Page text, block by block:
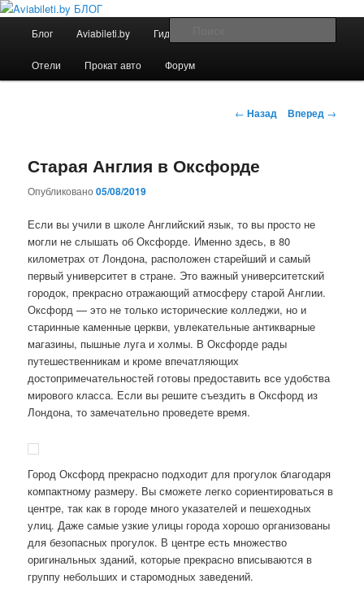
Перейти
основному
содержимому
Aviabileti.by БЛОГ
Дешевые авиабилеты по всему миру. С нами легко путешествовать!
Блог Aviabileti.by Гид по городам
Отели Прокат авто Форум
Навигация
← Назад Вперед →
Старая Англия в Оксфорде
Опубликовано05/08/2019
Если вы учили в школе Английский язык, то вы просто не
могли не слышать об Оксфорде. Именно здесь, в 80
километрах от Лондона, расположен старейший и самый
первый университет в стране. Это важный университетский
городок, прекрасно отражающий атмосферу старой Англии.
Оксфорд — это не только исторические колледжи, но и
старинные каменные церкви, увлекательные антикварные
магазины, пышные луга и холмы. В Оксфорде рады
путешественникам и кроме впечатляющих
достопримечательностей готовы предоставить все удобства
мирового класса. Если вы решите съездить в Оксфорд из
Лондона, то замечательно проведете время.
Город Оксфорд прекрасно подходит для прогулок благодаря
компактному размеру. Вы сможете легко сориентироваться в
центре, так как в городе много указателей и пешеходных
улиц. Даже самые узкие улицы города хорошо организованы
для безопасных прогулок. В центре есть множество
оригинальных зданий, которые прекрасно вписываются в
группу небольших и старомодных заведений.